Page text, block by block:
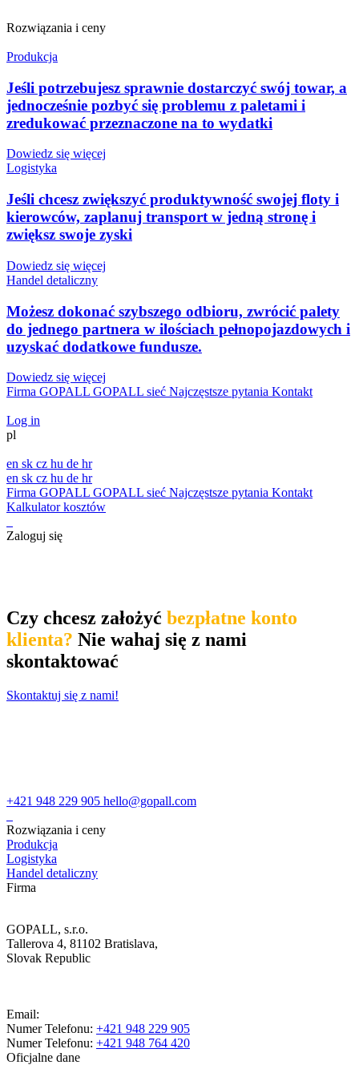
Rozwiązania i ceny
Produkcja
Jeśli potrzebujesz sprawnie dostarczyć swój towar, a
jednocześnie pozbyć się problemu z paletami i
zredukować przeznaczone na to wydatki
Dowiedz się więcej
Logistyka
Jeśli chcesz zwiększyć produktywność swojej floty i
kierowców, zaplanuj transport w jedną stronę i
zwiększ swoje zyski
Dowiedz się więcej
Handel detaliczny
Możesz dokonać szybszego odbioru, zwrócić palety
do jednego partnera w ilościach pełnopojazdowych i
uzyskać dodatkowe fundusze.
Dowiedz się więcej
Firma GOPALL GOPALL sieć Najczęstsze pytania Kontakt
Log in
pl
en sk cz hu de hr
en sk cz hu de hr
Firma GOPALL GOPALL sieć Najczęstsze pytania Kontakt
Kalkulator kosztów
Zaloguj się
Czy chcesz założyć bezpłatne konto
klienta? Nie wahaj się z nami
skontaktować
Skontaktuj się z nami!
+421 948 229 905 hello@gopall.com
Rozwiązania i ceny
Produkcja
Logistyka
Handel detaliczny
Firma
GOPALL, s.r.o.
Tallerova 4, 81102 Bratislava,
Slovak Republic
Email:
Numer Telefonu: +421 948 229 905
Numer Telefonu: +421 948 764 420
Oficjalne dane